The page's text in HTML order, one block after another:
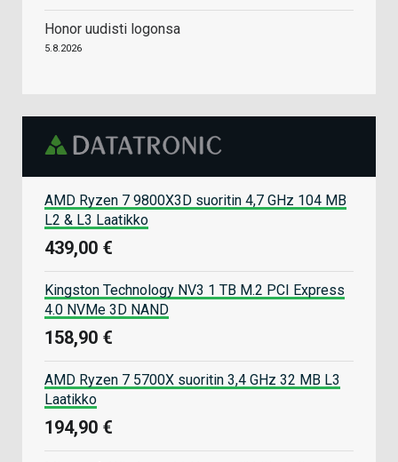
Honor uudisti logonsa
5.8.2026
AMD Ryzen 7 9800X3D suoritin 4,7 GHz 104 MB
L2 & L3 Laatikko
439,00 €
Kingston Technology NV3 1 TB M.2 PCI Express
4.0 NVMe 3D NAND
158,90 €
AMD Ryzen 7 5700X suoritin 3,4 GHz 32 MB L3
Laatikko
194,90 €